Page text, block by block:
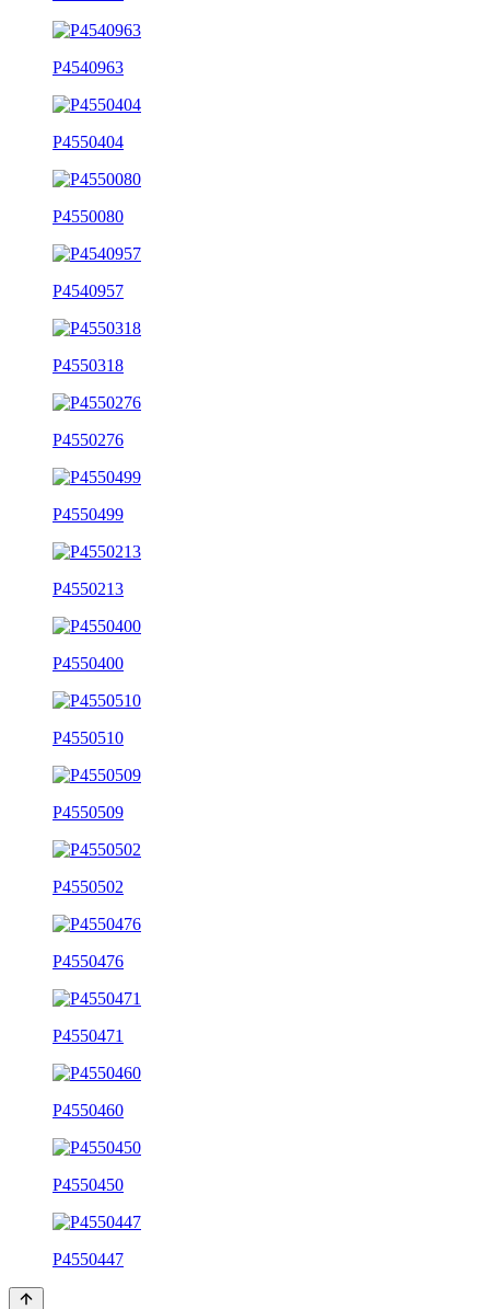
P4540963
P4550404
P4550080
P4540957
P4550318
P4550276
P4550499
P4550213
P4550400
P4550510
P4550509
P4550502
P4550476
P4550471
P4550460
P4550450
P4550447